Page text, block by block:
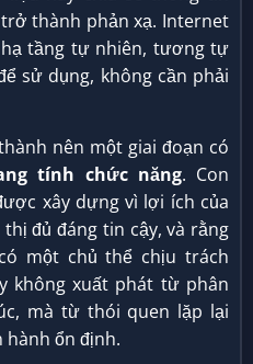
thành phản xạ. Internet
tầng tự nhiên, tương tự
sử dụng, không cần phải
nên một giai đoạn có
tính chức năng. Con
xây dựng vì lợi ích của
đủ đáng tin cậy, và rằng
một chủ thể chịu trách
không xuất phát từ phân
mà từ thói quen lặp lại
ổn định.